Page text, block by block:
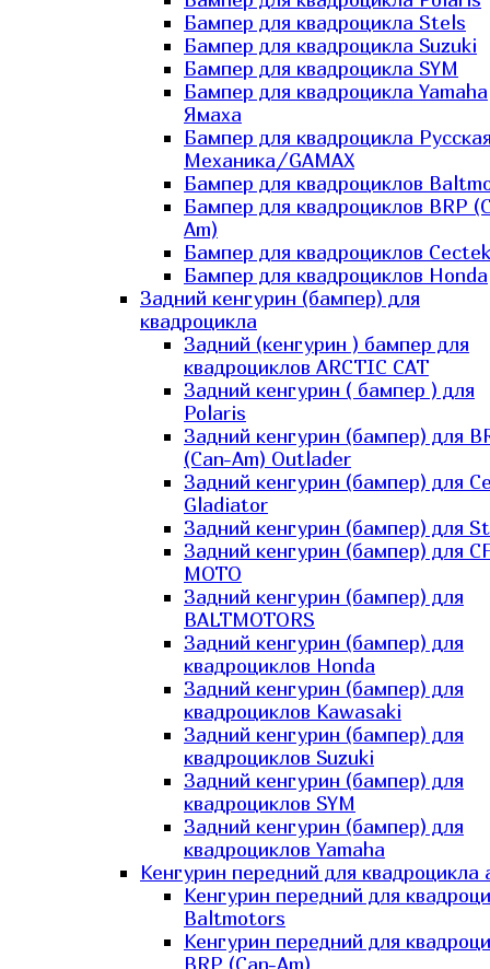
Бампер для квадроцикла Stels
Бампер для квадроцикла Suzuki
Бампер для квадроцикла SYM
Бампер для квадроцикла Yamaha
Ямаха
Бампер для квадроцикла
Механика/GAMAX
Бампер для квадроциклов
Бампер для квадроциклов BRP
Am)
Бампер для квадроциклов Cectek
Бампер для квадроциклов Honda
Задний кенгурин (бампер) для
квадроцикла
Задний (кенгурин ) бампер для
квадроциклов ARCTIC CAT
Задний кенгурин ( бампер ) для
Polaris
Задний кенгурин (бампер) для
(Can-Am) Outlader
Задний кенгурин (бампер) для
Gladiator
Задний кенгурин (бампер) для
Задний кенгурин (бампер) для
MOTO
Задний кенгурин (бампер) для
BALTMOTORS
Задний кенгурин (бампер) для
квадроциклов Honda
Задний кенгурин (бампер) для
квадроциклов Kawasaki
Задний кенгурин (бампер) для
квадроциклов Suzuki
Задний кенгурин (бампер) для
квадроциклов SYM
Задний кенгурин (бампер) для
квадроциклов Yamaha
Кенгурин передний для квадроцикла
Кенгурин передний для
Baltmotors
Кенгурин передний для
BRP (Can-Am)